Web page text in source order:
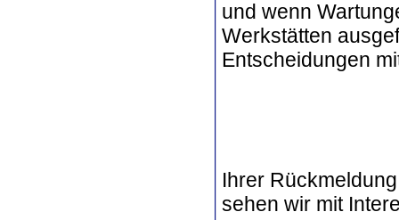
und wenn
Werkstätten
Entscheidungen
Ihrer
sehen wir mit